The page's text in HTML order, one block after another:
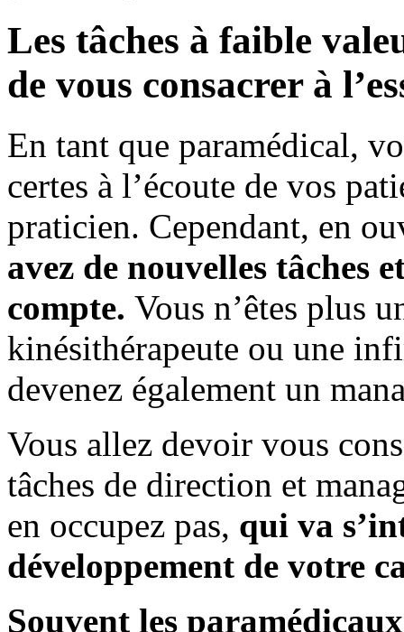
Les tâches à faible
de vous consacrer à
En tant que paramédical,
certes à l’écoute de vos
praticien. Cependant, en
avez de nouvelles tâches
compte. Vous n’êtes plus
kinésithérapeute ou une
devenez également un
Vous allez devoir vous
tâches de direction et
en occupez pas, qui va
développement de votre
Souvent les